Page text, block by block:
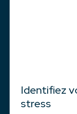
Identifiez
stress